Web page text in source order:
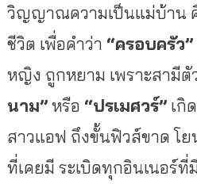
วิญญาณความเป็นแม่บ้าน
ชีวิต เพื่อคำว่า “ครอบครัว”
หญิง ถูกหยาม เพราะสามีตั
นาม”หรือ “ปรเมศวร์”เกิ
สาวแอฟ ถึงขั้นฟิวส์ขาด โ
ที่เคยมี ระเบิดทุกอินเนอร์ที่